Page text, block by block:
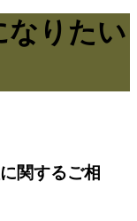
なりたい
関するご相